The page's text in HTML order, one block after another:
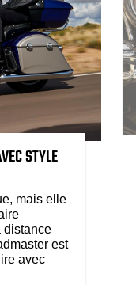
STYLE
mais elle
distance
est
avec